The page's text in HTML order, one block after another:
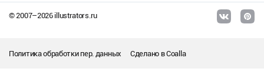
© 2007–2026illustrators.ru
Политика обработки пер. данных Сделано вCoalla